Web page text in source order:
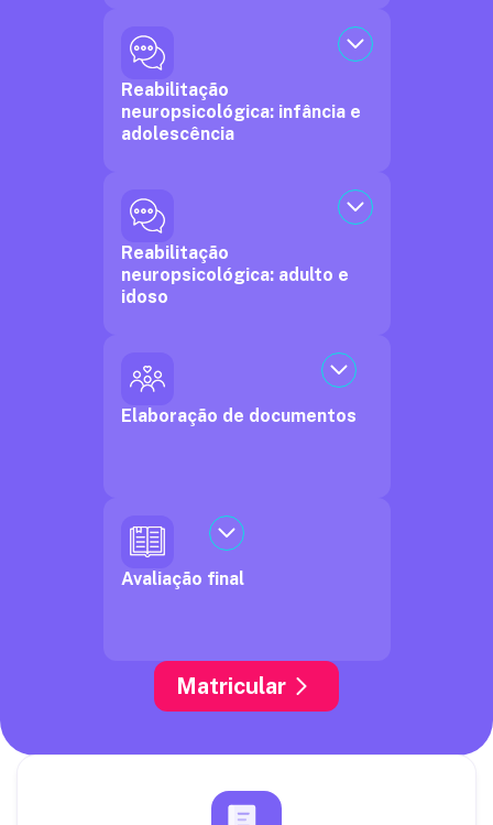
Reabilitação
neuropsicológica: infância e
adolescência
Reabilitação
neuropsicológica: adulto e
idoso
Elaboração de documentos
Avaliação final
Matricular